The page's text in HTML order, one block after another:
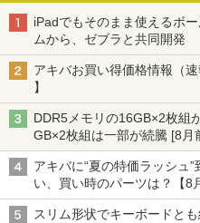
iPadでもそのまま使えるボ
ムから、ゼブラと共同開発
アキバお買い得価格情報（
】
DDR5メモリの16GB×2枚組
GB×2枚組は一部が続騰 [8
アキバに“夏の特価ラッシュ
い、買い時のパーツは？【8
スリム形状でキーボードと